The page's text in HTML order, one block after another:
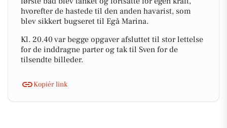
hvorefter de hastede til den anden havarist, som
blev sikkert bugseret til Egå Marina.
Kl. 20.40 var begge opgaver afsluttet til stor lettelse
for de inddragne parter og tak til Sven for de
tilsendte billeder.
Kopiér link